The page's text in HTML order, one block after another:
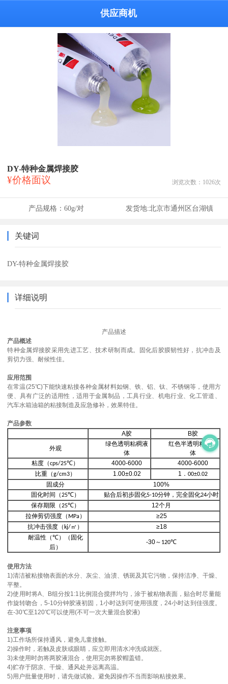
供应商机
DY-特种金属焊接胶
¥价格面议 浏览次数： 1026次
产品规格：60g/对 发货地:北京市通州区台湖镇
关键词
DY-特种金属焊接胶
详细说明
产品描述
产品概述
特种金属焊接胶采用先进工艺、技术研制而成。固化后胶膜韧性好，抗冲击及
剪切力强、耐候性佳。
应用范围
在常温(25℃)下能快速粘接各种金属材料如钢、铁、铝、钛、不锈钢等，使用方
便、具有广泛的适用性，适用于金属制品，工具行业、机电行业、化工管道、
汽车水箱油箱的粘接制造及应急修补，效果特佳。
产品参数
A胶 B胶
外观
绿色透明粘稠液
体
红色半透明粘稠液
体
粘度（cps/25℃） 4000-6000
4000-6000
比重（g/cm3） 1.00±0.02 1 ． 00±0.02
固成分
100%
固化时间（25℃） 贴合后初步固化5-10分钟，完全固化24小时
保存期限（25℃） 12个月
拉伸剪切强度（ MPa ）
≥25
抗冲击强度（kj/ ㎡）
≥18
耐温性（℃）（固化
后）
-30～ 120℃
使用方法
1)清洁被粘接物表面的水分、灰尘、油渍、锈斑及其它污物，保持洁净、干燥、
平整。
2)使用时将A、B组分按1:1比例混合搅拌均匀，涂于被粘物表面，贴合时尽量能
作旋转吻合，5-10分钟胶液初固，1小时达到可使用强度，24小时达到佳强度。
在-30℃至120℃可以使用(不可一次大量混合胶液)
注意事项
1)工作场所保持通风，避免儿童接触。
2)操作时，若触及皮肤或眼睛，应立即用清水冲洗或就医。
3)未使用时勿将两胶液混合，使用完勿将胶帽盖错。
4)贮存于阴凉、干燥、通风处并远离高温。
5)用户批量使用时，请先做试验。避免因操作不当而影响粘接效果。